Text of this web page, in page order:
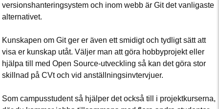
versionshanteringsystem och inom webb är Git det vanligaste
alternativet.
Kunskapen om Git ger er även ett smidigt och tydligt sätt att
visa er kunskap utåt. Väljer man att göra hobbyprojekt eller
hjälpa till med Open Source-utveckling så kan det göra stor
skillnad på CVt och vid anställningsinvtervjuer.
Som campusstudent så hjälper det också till i projektkurserna,